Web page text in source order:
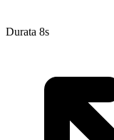
Durata 8s